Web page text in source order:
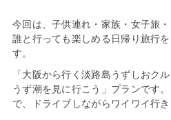
今回は、子供連れ・家族・女子旅
誰と行っても楽しめる日帰り旅行
す。
「大阪から行く淡路島うずしおク
うず潮を見に行こう」プランです。
で、ドライブしながらワイワイ行き